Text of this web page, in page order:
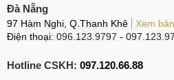
cho khách hàng trong suốt nhiều
giải quyết nỗi bận tâm của nhiều
chào đón quý khách đến thay
Đà Nẵng
97 Hàm Nghi, Q.Thanh Khê
Xem
Điện thoại: 096.123.9797 -
Hotline CSKH: 097.120.66.88